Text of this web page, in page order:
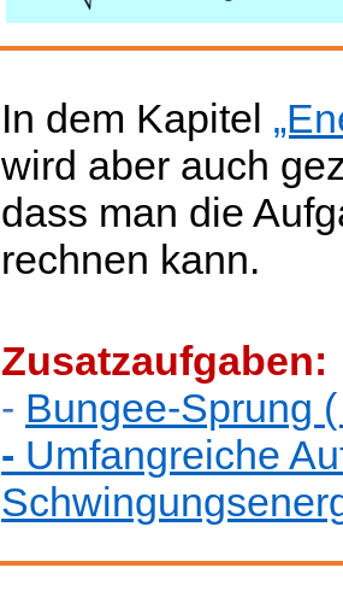
In dem Kapitel
wird aber auch
dass man die
rechnen kann.
Zusatzaufgaben:
- Bungee-Sprung
- Umfangreiche